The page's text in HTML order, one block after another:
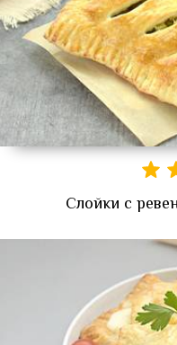
Слойки с